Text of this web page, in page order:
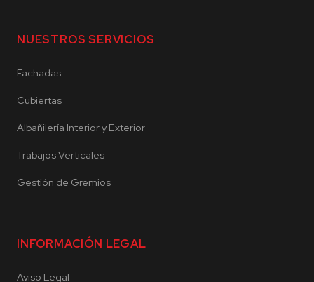
NUESTROS SERVICIOS
Fachadas
Cubiertas
Albañilería Interior y Exterior
Trabajos Verticales
Gestión de Gremios
INFORMACIÓN LEGAL
Aviso Legal